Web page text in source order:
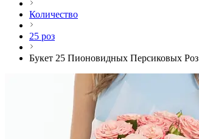
Количество
25 роз
Букет 25 Пионовидных Персиковых Роз